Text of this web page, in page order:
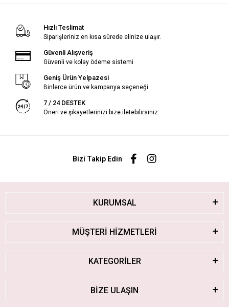
Hızlı Teslimat
Siparişleriniz en kısa sürede elinize ulaşır.
Güvenli Alışveriş
Güvenli ve kolay ödeme sistemi
Geniş Ürün Yelpazesi
Binlerce ürün ve kampanya seçeneği
7 / 24 DESTEK
Öneri ve şikayetlerinizi bize iletebilirsiniz.
Bizi Takip Edin
KURUMSAL
MÜŞTERİ HİZMETLERİ
KATEGORİLER
BİZE ULAŞIN